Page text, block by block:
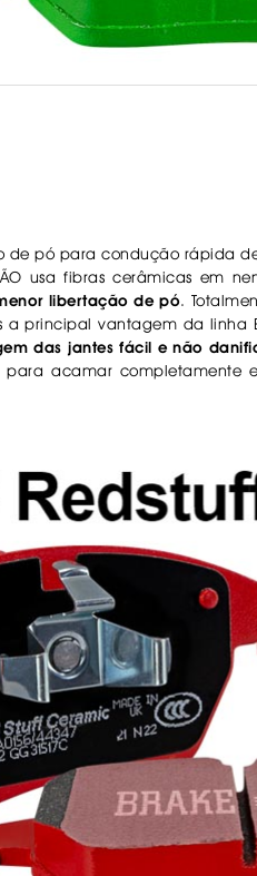
pó para condução rápida
fibras cerâmicas em
libertação de pó.
a principal vantagem da linha
das jantes fácil e não
acamar completamente